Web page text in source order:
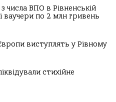
числа ВПО в Рівненській
ваучери по 2 млн гривень
виступлять у Рівному
стихійне